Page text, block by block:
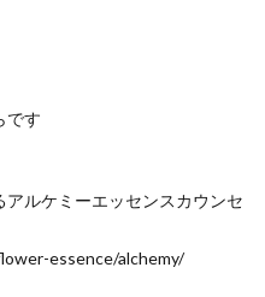
です
ルケミーエッセンスカウンセ
essence/alchemy/